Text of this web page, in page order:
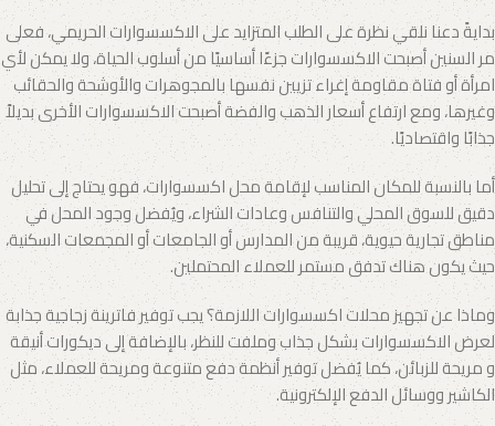
بدايةً دعنا نلقي نظرة على الطلب المتزايد على الاكسسوارات الحريمي، فعلى
مر السنين أصبحت الاكسسوارات جزءًا أساسيًا من أسلوب الحياة، ولا يمكن لأي
امرأة أو فتاة مقاومة إغراء تزيين نفسها بالمجوهرات والأوشحة والحقائب
وغيرها، ومع ارتفاع أسعار الذهب والفضة أصبحت الاكسسوارات الأخرى بديلاً
جذابًا واقتصاديًا.
أما بالنسبة للمكان المناسب لإقامة محل اكسسوارات، فهو يحتاج إلى تحليل
دقيق للسوق المحلي والتنافس وعادات الشراء، ويُفضل وجود المحل في
مناطق تجارية حيوية، قريبة من المدارس أو الجامعات أو المجمعات السكنية،
حيث يكون هناك تدفق مستمر للعملاء المحتملين.
وماذا عن تجهيز محلات اكسسوارات اللازمة؟ يجب توفير فاترينة زجاجية جذابة
لعرض الاكسسوارات بشكل جذاب وملفت للنظر، بالإضافة إلى ديكورات أنيقة
و مريحة للزبائن، كما يُفضل توفير أنظمة دفع متنوعة ومريحة للعملاء، مثل
الكاشير ووسائل الدفع الإلكترونية.